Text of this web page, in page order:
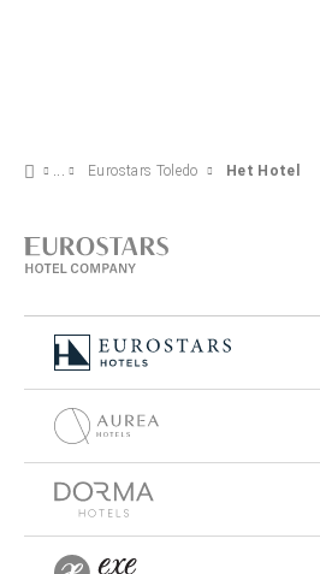
Eurostars Toledo Het Hotel